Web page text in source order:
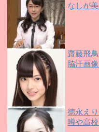
なしが
齋藤飛
脇汗画
徳永え
噂や高